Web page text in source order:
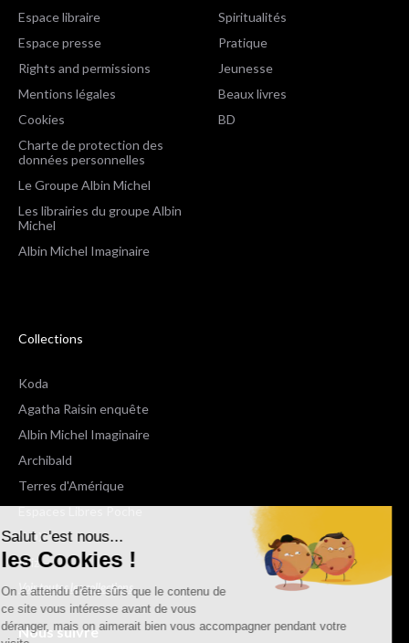
Salut c'est nous...
les Cookies !
On a attendu d'être sûrs que le contenu de
ce site vous intéresse avant de vous
déranger, mais on aimerait bien vous accompagner pendant votre
Espace libraire
Espace presse
Rights and permissions
Mentions légales
Cookies
Charte de protection des
données personnelles
Le Groupe Albin Michel
Les librairies du groupe Albin
Michel
Albin Michel Imaginaire
Spiritualités
Pratique
Jeunesse
Beaux livres
BD
Collections
Koda
Agatha Raisin enquête
Albin Michel Imaginaire
Archibald
Terres d'Amérique
Espaces Libres Poche
NOX
Wiz
Voir toutes les collections
Nous suivre